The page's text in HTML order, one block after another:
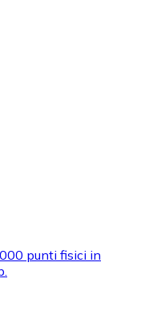
preferiti con
punti fisici in